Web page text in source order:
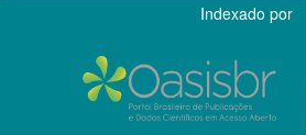
Indexado por